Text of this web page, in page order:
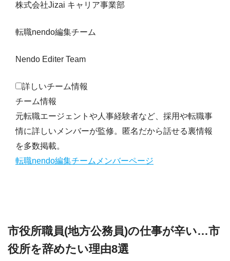
株式会社Jizai キャリア事業部
転職nendo編集チーム
Nendo Editer Team
詳しいチーム情報
チーム情報
元転職エージェントや人事経験者など、採用や転職事
情に詳しいメンバーが監修。匿名だから話せる裏情報
を多数掲載。
転職nendo編集チームメンバーページ
市役所職員(地方公務員)の仕事が辛い…市
役所を辞めたい理由8選